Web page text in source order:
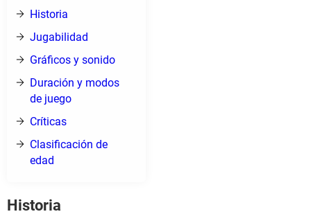
Historia
Jugabilidad
Gráficos y sonido
Duración y modos
de juego
Críticas
Clasificación de
edad
Historia